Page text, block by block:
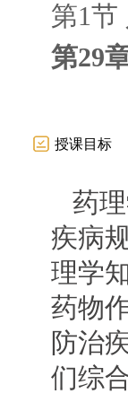
第1节
第29
授课目标
药
疾病
理学
药物
防治
们综